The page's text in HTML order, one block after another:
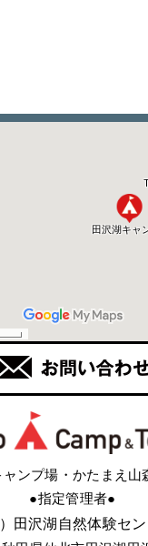
ャンプ場・かたまえ山
●指定管理者●
）田沢湖自然体験セ